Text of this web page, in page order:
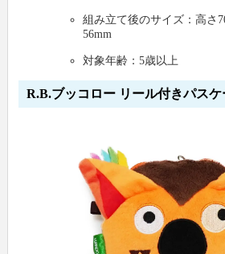
組み立て後のサイズ：高さ
56mm
対象年齢：5歳以上
R.B.ブッコロー リール付きパスケ